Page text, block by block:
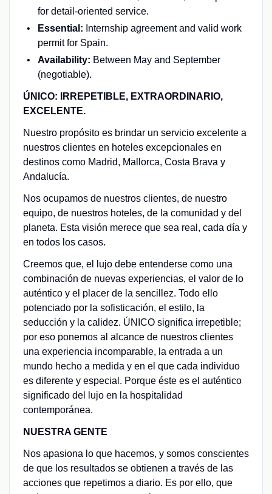
for detail-oriented service.
Essential: Internship agreement and valid work
permit for Spain.
Availability: Between May and September
(negotiable).
ÚNICO: IRREPETIBLE, EXTRAORDINARIO,
EXCELENTE.
Nuestro propósito es brindar un servicio excelente a
nuestros clientes en hoteles excepcionales en
destinos como Madrid, Mallorca, Costa Brava y
Andalucía.
Nos ocupamos de nuestros clientes, de nuestro
equipo, de nuestros hoteles, de la comunidad y del
planeta. Esta visión merece que sea real, cada día y
en todos los casos.
Creemos que, el lujo debe entenderse como una
combinación de nuevas experiencias, el valor de lo
auténtico y el placer de la sencillez. Todo ello
potenciado por la sofisticación, el estilo, la
seducción y la calidez. ÚNICO significa irrepetible;
por eso ponemos al alcance de nuestros clientes
una experiencia incomparable, la entrada a un
mundo hecho a medida y en el que cada individuo
es diferente y especial. Porque éste es el auténtico
significado del lujo en la hospitalidad
contemporánea.
NUESTRA GENTE
Nos apasiona lo que hacemos, y somos conscientes
de que los resultados se obtienen a través de las
acciones que repetimos a diario. Es por ello, que